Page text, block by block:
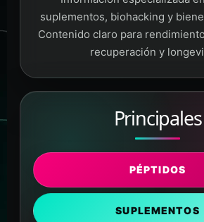
suplementos, biohacking y
Contenido claro para
recuperación y
Principales
PÉPTIDOS
SUPLEMENTOS